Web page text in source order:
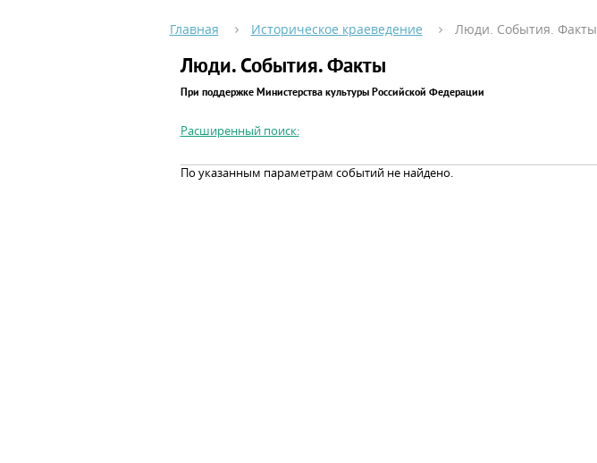
Главная Историческое краеведение Люди. События. Факты
Люди. События. Факты
При поддержке Министерства культуры Российской Федерации
Расширенный поиск:
По указанным параметрам событий не найдено.